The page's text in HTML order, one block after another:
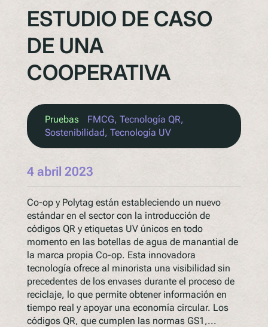
ESTUDIO DE CASO
DE UNA
COOPERATIVA
Pruebas FMCG, Tecnología QR
Sostenibilidad, Tecnología UV
4 abril 2023
Co-op y Polytag están estableciendo un nuevo
estándar en el sector con la introducción de
códigos QR y etiquetas UV únicos en todo
momento en las botellas de agua de manantial de
la marca propia Co-op. Esta innovadora
tecnología ofrece al minorista una visibilidad sin
precedentes de los envases durante el proceso de
reciclaje, lo que permite obtener información en
tiempo real y apoyar una economía circular. Los
códigos QR, que cumplen las normas GS1,...